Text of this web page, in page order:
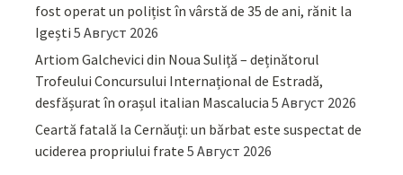
fost operat un polițist în vârstă de 35 de ani, rănit la
Igești 5 Август 2026
Artiom Galchevici din Noua Suliță – deținătorul
Trofeului Concursului Internațional de Estradă,
desfășurat în orașul italian Mascalucia 5 Август 2026
Ceartă fatală la Cernăuți: un bărbat este suspectat de
uciderea propriului frate 5 Август 2026